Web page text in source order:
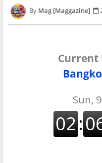
Mag [Maggazine]
Current